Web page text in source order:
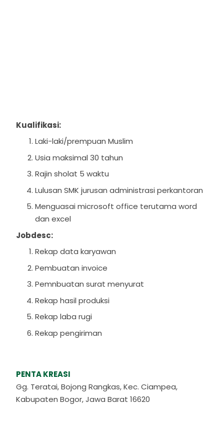
Kualifikasi:
Laki-laki/prempuan Muslim
Usia maksimal 30 tahun
Rajin sholat 5 waktu
Lulusan SMK jurusan administrasi perkantoran
Menguasai microsoft office terutama word
dan excel
Jobdesc:
Rekap data karyawan
Pembuatan invoice
Pemnbuatan surat menyurat
Rekap hasil produksi
Rekap laba rugi
Rekap pengiriman
PENTA KREASI
Gg. Teratai, Bojong Rangkas, Kec. Ciampea,
Kabupaten Bogor, Jawa Barat 16620